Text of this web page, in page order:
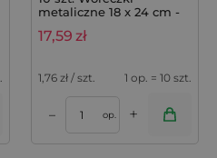
metaliczne 18 x 24 cm -
17,59 zł
1,76 zł / szt. 1 op. = 10 szt.
– op. +